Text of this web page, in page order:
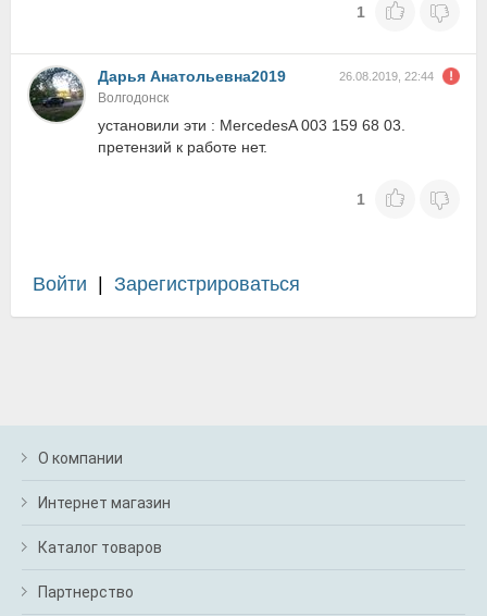
1
Дарья Анатольевна2019 26.08.2019, 22:44
Волгодонск
установили эти : MercedesA 003 159 68 03.
претензий к работе нет.
1
Войти Зарегистрироваться
О компании
Интернет магазин
Каталог товаров
Партнерство